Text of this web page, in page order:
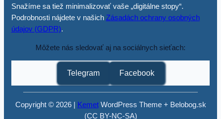
Snažíme sa tiež minimalizovať vaše „digitálne stopy“.
Podrobnosti nájdete v našich Zásadách ochrany osobných
údajov (GDPR).
Môžete nás sledovať aj na sociálnych sieťach:
Telegram Facebook
Copyright © 2026 | KemetWordPress Theme + Belobog.sk
(CC BY-NC-SA)